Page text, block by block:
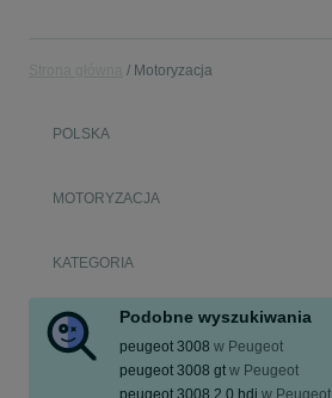
Motoryzacja
POLSKA
MOTORYZACJA
KATEGORIA
Podobne wyszukiwania
peugeot 3008 w Peugeot
peugeot 3008 gt w Peugeot